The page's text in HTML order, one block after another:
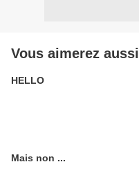
Vous aimerez aussi
HELLO
Mais non ...